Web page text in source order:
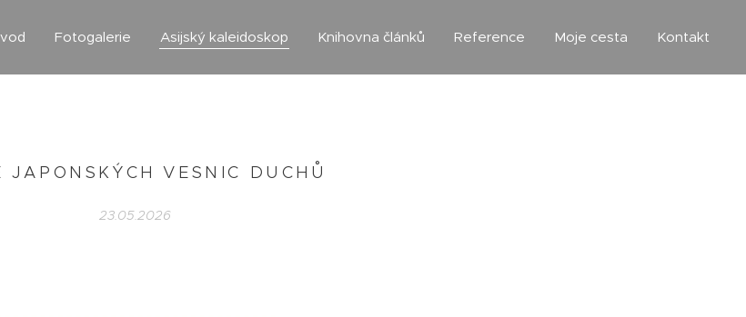
Fotogalerie Asijský kaleidoskop Knihovna článků Reference Moje cesta Kontakt
JAPONSKÝCH VESNIC DUCHŮ
23.05.2026